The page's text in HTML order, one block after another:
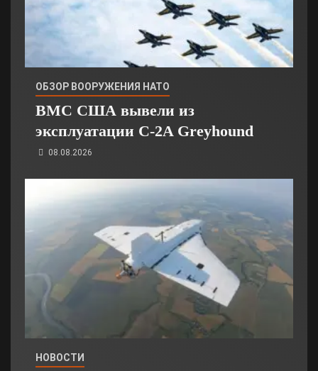
ОБЗОР ВООРУЖЕНИЯ НАТО
ВМС США вывели из
эксплуатации C-2A Greyhound
08.08.2026
НОВОСТИ